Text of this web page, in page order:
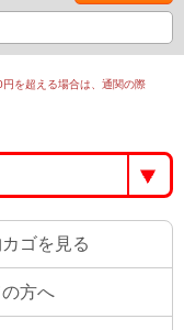
を超える場合は、通関の際
ゴを見る
方へ